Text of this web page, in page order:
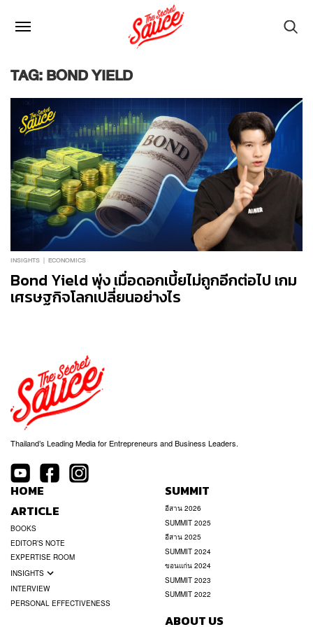
TAG: BOND YIELD
INSIGHTS ECONOMICS
Bond Yield พุ่ง เมื่อดอกเบี้ยไม่ถูกอีกต่อไป เกม
เศรษฐกิจโลกเปลี่ยนอย่างไร
Thailand’s Leading Media for Entrepreneurs and Business Leaders.
HOME
ARTICLE
BOOKS
EDITOR’S NOTE
EXPERTISE ROOM
INSIGHTS
INTERVIEW
PERSONAL EFFECTIVENESS
SUMMIT
อีสาน 2026
SUMMIT 2025
อีสาน 2025
SUMMIT 2024
ขอนแก่น 2024
SUMMIT 2023
SUMMIT 2022
ABOUT US